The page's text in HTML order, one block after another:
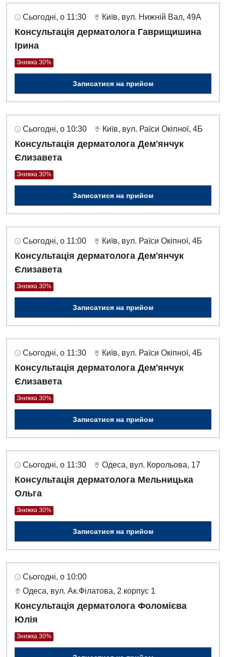
Сьогодні, о 11:30 Київ, вул. Нижній Вал, 49А
Консультація дерматолога Гаврищишина
Ірина
Знижка 30%
Записатися на прийом
Сьогодні, о 10:30 Київ, вул. Раїси Окіпної, 4Б
Консультація дерматолога Дем'янчук
Єлизавета
Знижка 30%
Записатися на прийом
Сьогодні, о 11:00 Київ, вул. Раїси Окіпної, 4Б
Консультація дерматолога Дем'янчук
Єлизавета
Знижка 30%
Записатися на прийом
Сьогодні, о 11:30 Київ, вул. Раїси Окіпної, 4Б
Консультація дерматолога Дем'янчук
Єлизавета
Знижка 30%
Записатися на прийом
Сьогодні, о 11:30 Одеса, вул. Корольова, 17
Консультація дерматолога Мельницька
Ольга
Знижка 30%
Записатися на прийом
Сьогодні, о 10:00
Одеса, вул. Ак.Філатова, 2 корпус 1
Консультація дерматолога Фоломієва
Юлія
Знижка 30%